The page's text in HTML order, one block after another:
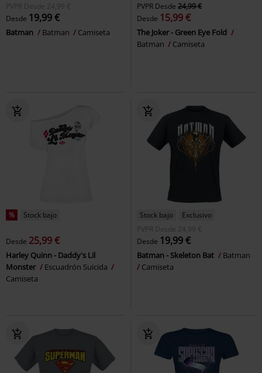
PVPR
Desde 24,99 €
Desde 19,99 €
Batman Batman Camiseta
PVPR Desde 24,99 €
Desde 15,99 €
The Joker - Green Eye Fold
Batman
Camiseta
% Stock bajo
Desde 25,99 €
Harley Quinn - Daddy's Lil
Monster
Escuadrón Suicida
Camiseta
Stock bajo
Exclusivo
PVPR
Desde 24,99 €
Desde 19,99 €
Batman - Skeleton Bat
Batman
Camiseta